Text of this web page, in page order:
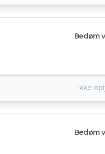
Bedøm
Ikke
Bedøm